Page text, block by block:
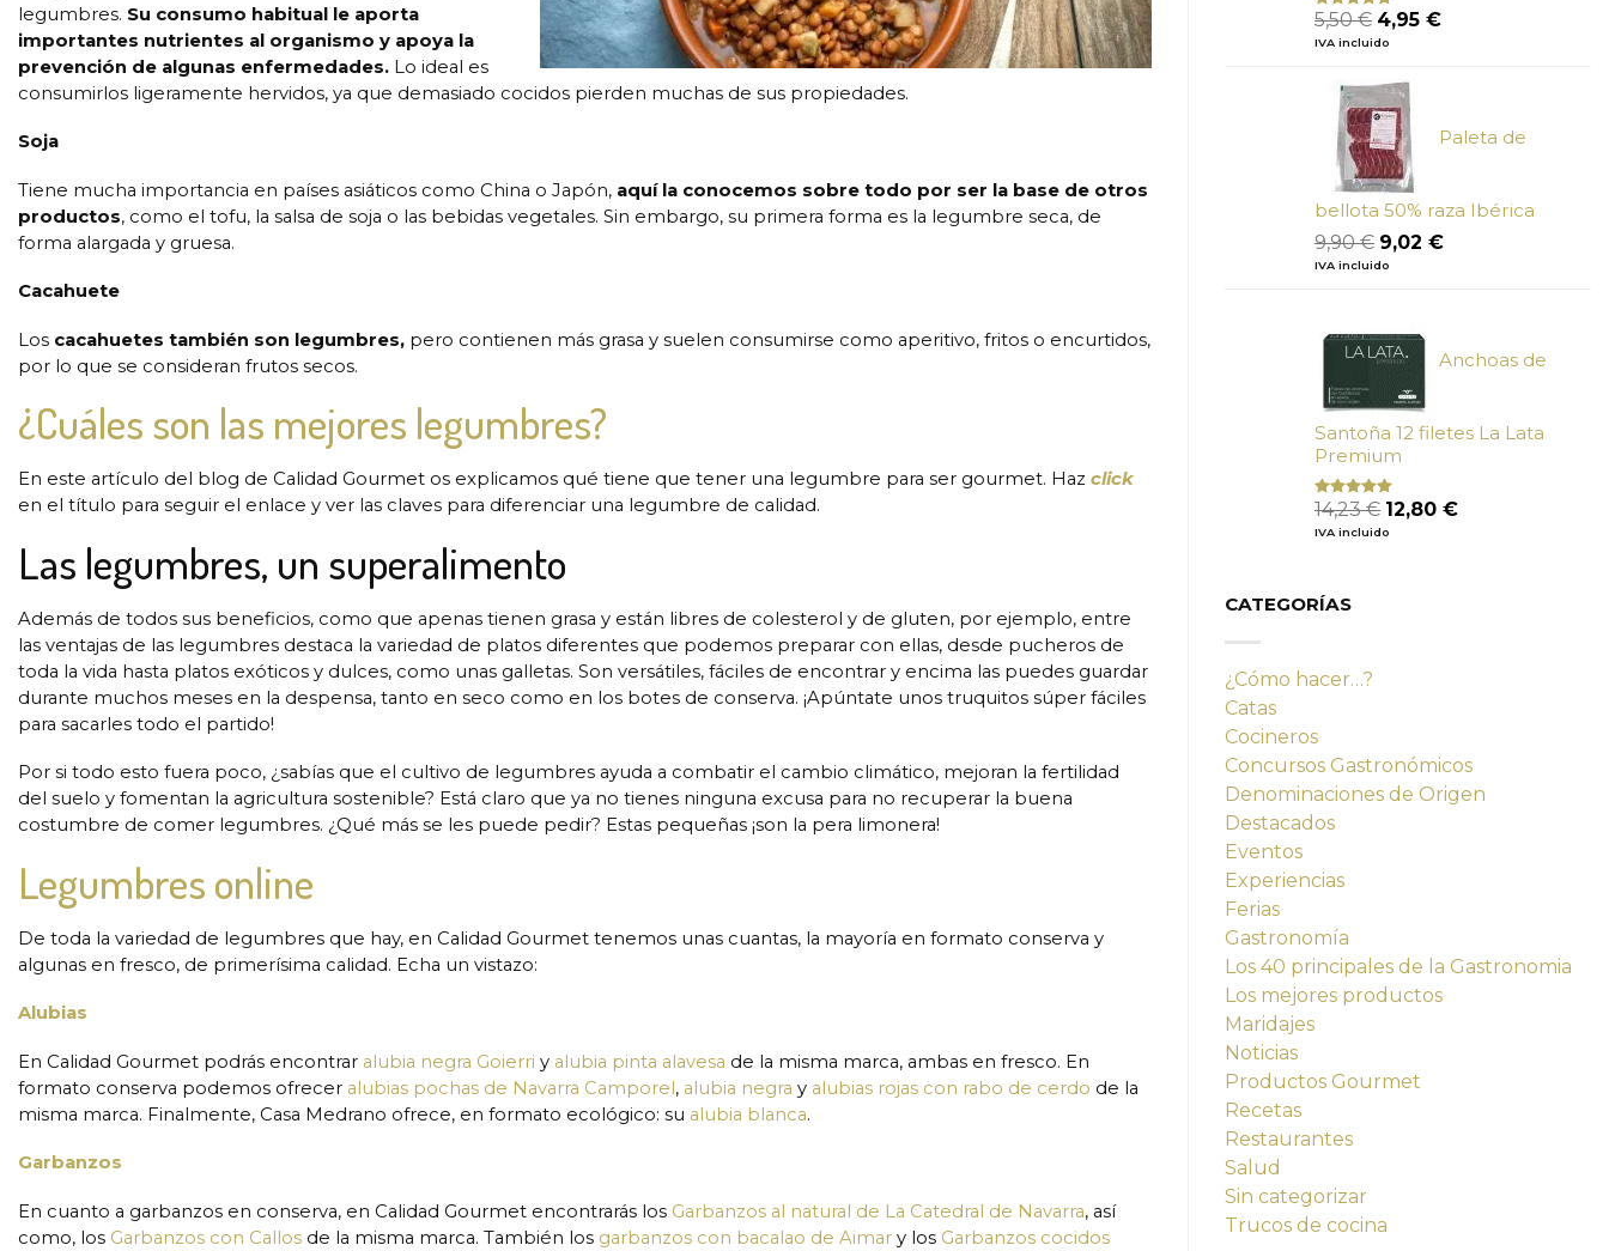
legumbres. Su consumo habitual le aporta
importantes nutrientes al organismo y apoya la
prevención de algunas enfermedades. Lo ideal es
consumirlos ligeramente hervidos, ya que demasiado cocidos pierden muchas de sus propiedades.
Soja
Tiene mucha importancia en países asiáticos como China o Japón, aquí la conocemos sobre todo por ser la base de otros
productos, como el tofu, la salsa de soja o las bebidas vegetales. Sin embargo, su primera forma es la legumbre seca, de
forma alargada y gruesa.
Cacahuete
Los cacahuetes también son legumbres, pero contienen más grasa y suelen consumirse como aperitivo, fritos o encurtidos,
por lo que se consideran frutos secos.
¿Cuáles son las mejores legumbres?
En este artículo del blog de Calidad Gourmet os explicamos qué tiene que tener una legumbre para ser gourmet. Haz click
en el título para seguir el enlace y ver las claves para diferenciar una legumbre de calidad.
Las legumbres, un superalimento
Además de todos sus beneficios, como que apenas tienen grasa y están libres de colesterol y de gluten, por ejemplo, entre
las ventajas de las legumbres destaca la variedad de platos diferentes que podemos preparar con ellas, desde pucheros de
toda la vida hasta platos exóticos y dulces, como unas galletas. Son versátiles, fáciles de encontrar y encima las puedes guardar
durante muchos meses en la despensa, tanto en seco como en los botes de conserva. ¡Apúntate unos truquitos súper fáciles
para sacarles todo el partido!
Por si todo esto fuera poco, ¿sabías que el cultivo de legumbres ayuda a combatir el cambio climático, mejoran la fertilidad
del suelo y fomentan la agricultura sostenible? Está claro que ya no tienes ninguna excusa para no recuperar la buena
costumbre de comer legumbres. ¿Qué más se les puede pedir? Estas pequeñas ¡son la pera limonera!
Legumbres online
De toda la variedad de legumbres que hay, en Calidad Gourmet tenemos unas cuantas, la mayoría en formato conserva y
algunas en fresco, de primerísima calidad. Echa un vistazo:
Alubias
En Calidad Gourmet podrás encontrar alubia negra Goierri y alubia pinta alavesa de la misma marca, ambas en fresco. En
formato conserva podemos ofrecer alubias pochas de Navarra Camporel, alubia negra y alubias rojas con rabo de cerdo de la
misma marca. Finalmente, Casa Medrano ofrece, en formato ecológico: su alubia blanca.
Garbanzos
En cuanto a garbanzos en conserva, en Calidad Gourmet encontrarás los Garbanzos al natural de La Catedral de Navarra, así
como, los Garbanzos con Callos de la misma marca. También los garbanzos con bacalao de Aimar y los Garbanzos cocidos
Valorado
con
de
5
5,50€ El
precio
era:
5,50 €.
4,95 €El
IVA incluido
Paleta de
bellota 50% raza Ibérica
9,90€ El
precio
9,90 €.
9,02 €El
IVA incluido
Anchoas de
Santoña 12 filetes La Lata
Premium
Valorado
con
de 5
14,23€ El
precio
12,80 €El
IVA incluido
CATEGORÍAS
¿Cómo hacer…?
Catas
Cocineros
Concursos Gastronómicos
Denominaciones de Origen
Destacados
Eventos
Experiencias
Ferias
Gastronomía
Los 40 principales de la Gastronomia
Los mejores productos
Maridajes
Noticias
Productos Gourmet
Recetas
Restaurantes
Salud
Sin categorizar
Trucos de cocina